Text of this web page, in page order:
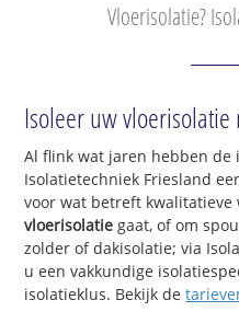
Vloerisolatie?
Isoleer uw
Al flink wat jaren hebben de
Isolatietechniek Friesland
voor wat betreft
vloerisolatie gaat, of om
zolder of dakisolatie; via
u een vakkundige
isolatieklus. Bekijk de